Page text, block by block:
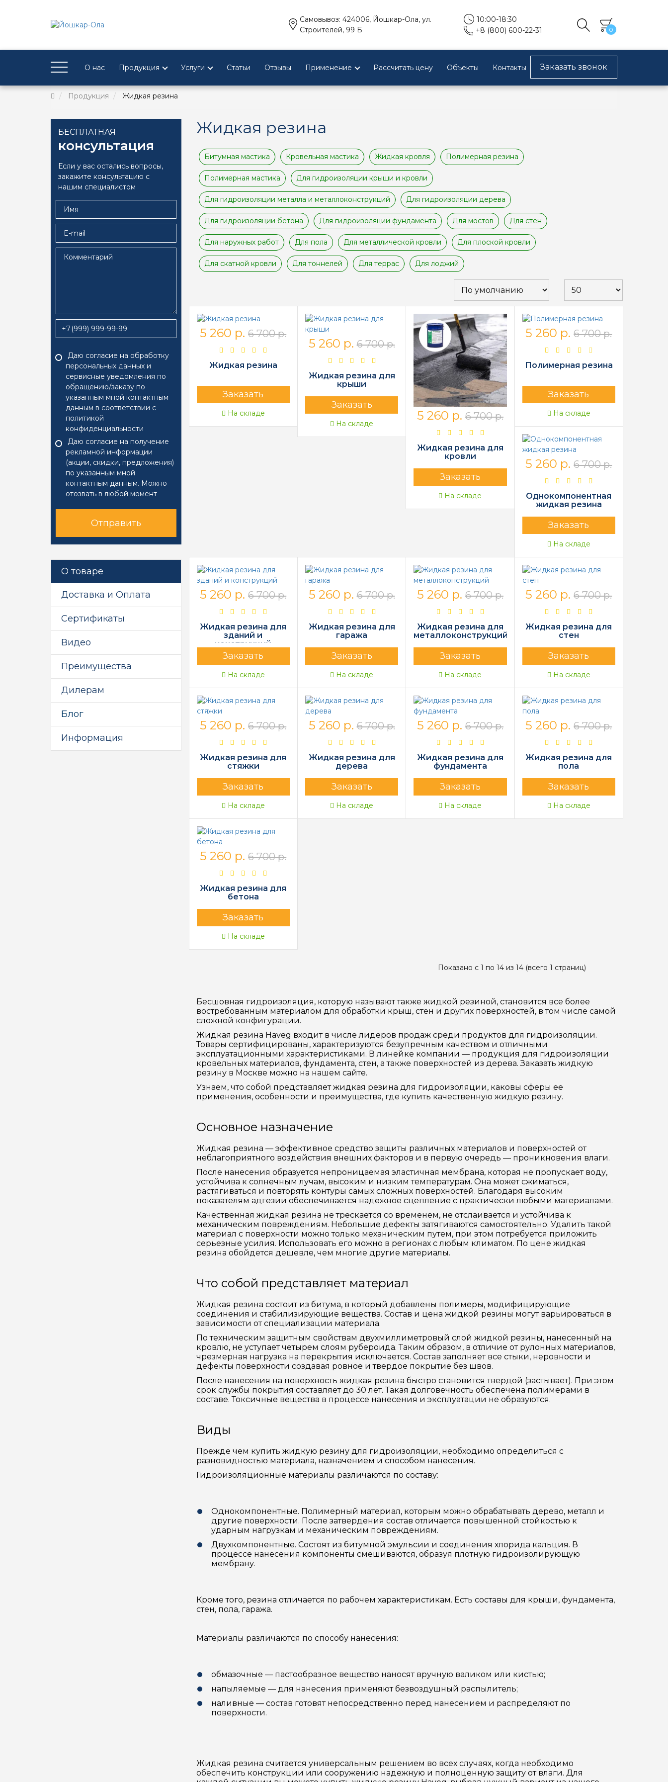
0
Самовывоз: 424006, Йошкар-Ола, ул.
Строителей, 99 Б
10:00-18:30
+8 (800) 600-22-31
О нас Продукция Услуги Статьи Отзывы Применение Рассчитать цену Объекты Контакты Заказать звонок
Продукция Жидкая резина
БЕСПЛАТНАЯ
консультация
Если у вас остались вопросы,
закажите консультацию с
нашим специалистом
+7
Даю согласие на обработку
персональных данных и
сервисные уведомления по
обращению/заказу по
указанным мной контактным
данным в соответствии с
политикой
конфиденциальности
Даю согласие на получение
рекламной информации
(акции, скидки, предложения)
по указанным мной
контактным данным. Можно
отозвать в любой момент
Отправить
О товаре
Доставка и Оплата
Сертификаты
Видео
Преимущества
Дилерам
Блог
Информация
Жидкая резина
Битумная мастика Кровельная мастика Жидкая кровля Полимерная резина
Полимерная мастика Для гидроизоляции крыши и кровли
Для гидроизоляции металла и металлоконструкций Для гидроизоляции дерева
Для гидроизоляции бетона Для гидроизоляции фундамента Для мостов Для стен
Для наружных работ Для пола Для металлической кровли Для плоской кровли
Для скатной кровли Для тоннелей Для террас Для лоджий
5 260 р. 6 700 р.
Жидкая резина
Заказать
На складе
5 260 р. 6 700 р.
Жидкая резина для
крыши
Заказать
На складе
5 260 р. 6 700 р.
Жидкая резина для
кровли
Заказать
На складе
5 260 р. 6 700 р.
Полимерная резина
Заказать
На складе
5 260 р. 6 700 р.
Однокомпонентная
жидкая резина
Заказать
На складе
5 260 р. 6 700 р.
Жидкая резина для
зданий и
конструкций
Заказать
На складе
5 260 р. 6 700 р.
Жидкая резина для
гаража
Заказать
На складе
5 260 р. 6 700 р.
Жидкая резина для
металлоконструкций
Заказать
На складе
5 260 р. 6 700 р.
Жидкая резина для
стен
Заказать
На складе
5 260 р. 6 700 р.
Жидкая резина для
стяжки
Заказать
На складе
5 260 р. 6 700 р.
Жидкая резина для
дерева
Заказать
На складе
5 260 р. 6 700 р.
Жидкая резина для
фундамента
Заказать
На складе
5 260 р. 6 700 р.
Жидкая резина для
пола
Заказать
На складе
5 260 р. 6 700 р.
Жидкая резина для
бетона
Заказать
На складе
Показано с 1 по 14 из 14 (всего 1 страниц)
Бесшовная гидроизоляция, которую называют также жидкой резиной, становится все более
востребованным материалом для обработки крыш, стен и других поверхностей, в том числе самой
сложной конфигурации.
Жидкая резина Haveg входит в числе лидеров продаж среди продуктов для гидроизоляции.
Товары сертифицированы, характеризуются безупречным качеством и отличными
эксплуатационными характеристиками. В линейке компании — продукция для гидроизоляции
кровельных материалов, фундамента, стен, а также поверхностей из дерева. Заказать жидкую
резину в Москве можно на нашем сайте.
Узнаем, что собой представляет жидкая резина для гидроизоляции, каковы сферы ее
применения, особенности и преимущества, где купить качественную жидкую резину.
Основное назначение
Жидкая резина — эффективное средство защиты различных материалов и поверхностей от
неблагоприятного воздействия внешних факторов и в первую очередь — проникновения влаги.
После нанесения образуется непроницаемая эластичная мембрана, которая не пропускает воду,
устойчива к солнечным лучам, высоким и низким температурам. Она может сжиматься,
растягиваться и повторять контуры самых сложных поверхностей. Благодаря высоким
показателям адгезии обеспечивается надежное сцепление с практически любыми материалами.
Качественная жидкая резина не трескается со временем, не отслаивается и устойчива к
механическим повреждениям. Небольшие дефекты затягиваются самостоятельно. Удалить такой
материал с поверхности можно только механическим путем, при этом потребуется приложить
серьезные усилия. Использовать его можно в регионах с любым климатом. По цене жидкая
резина обойдется дешевле, чем многие другие материалы.
Что собой представляет материал
Жидкая резина состоит из битума, в который добавлены полимеры, модифицирующие
соединения и стабилизирующие вещества. Состав и цена жидкой резины могут варьироваться в
зависимости от специализации материала.
По техническим защитным свойствам двухмиллиметровый слой жидкой резины, нанесенный на
кровлю, не уступает четырем слоям рубероида. Таким образом, в отличие от рулонных материалов,
чрезмерная нагрузка на перекрытия исключается. Состав заполняет все стыки, неровности и
дефекты поверхности создавая ровное и твердое покрытие без швов.
После нанесения на поверхность жидкая резина быстро становится твердой (застывает). При этом
срок службы покрытия составляет до 30 лет. Такая долговечность обеспечена полимерами в
составе. Токсичные вещества в процессе нанесения и эксплуатации не образуются.
Виды
Прежде чем купить жидкую резину для гидроизоляции, необходимо определиться с
разновидностью материала, назначением и способом нанесения.
Гидроизоляционные материалы различаются по составу:
Однокомпонентные. Полимерный материал, которым можно обрабатывать дерево, металл и
другие поверхности. После затвердения состав отличается повышенной стойкостью к
ударным нагрузкам и механическим повреждениям.
Двухкомпонентные. Состоят из битумной эмульсии и соединения хлорида кальция. В
процессе нанесения компоненты смешиваются, образуя плотную гидроизолирующую
мембрану.
Кроме того, резина отличается по рабочем характеристикам. Есть составы для крыши, фундамента,
стен, пола, гаража.
Материалы различаются по способу нанесения:
обмазочные — пастообразное вещество наносят вручную валиком или кистью;
напыляемые — для нанесения применяют безвоздушный распылитель;
наливные — состав готовят непосредственно перед нанесением и распределяют по
поверхности.
Жидкая резина считается универсальным решением во всех случаях, когда необходимо
обеспечить конструкции или сооружению надежную и полноценную защиту от влаги. Для